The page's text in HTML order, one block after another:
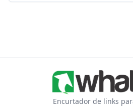
Encurtador de links